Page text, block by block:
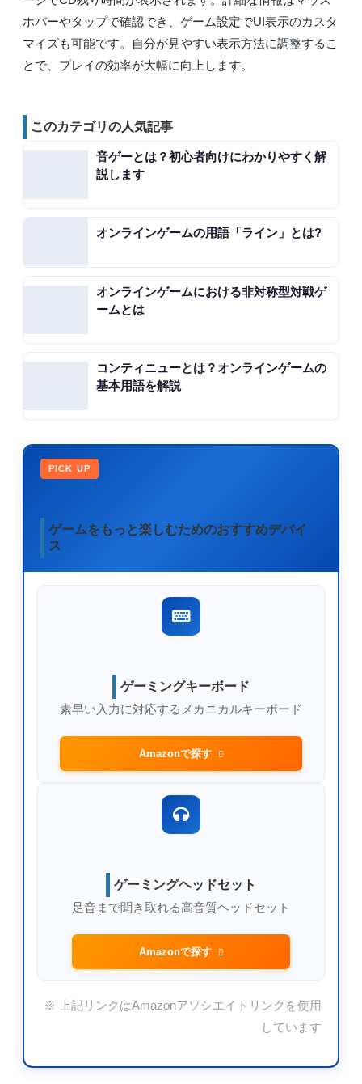
ホバーやタップで確認でき、ゲーム設定でUI表示のカスタ
マイズも可能です。自分が見やすい表示方法に調整するこ
とで、プレイの効率が大幅に向上します。
このカテゴリの人気記事
音ゲーとは？初心者向けにわかりやすく解
説します
オンラインゲームの用語「ライン」とは?
オンラインゲームにおける非対称型対戦ゲ
ームとは
コンティニューとは？オンラインゲームの
基本用語を解説
PICK UP
ゲームをもっと楽しむためのおすすめデバイ
ス
ゲーミングキーボード
素早い入力に対応するメカニカルキーボード
Amazonで探す
ゲーミングヘッドセット
足音まで聞き取れる高音質ヘッドセット
Amazonで探す
※ 上記リンクはAmazonアソシエイトリンクを使用
しています